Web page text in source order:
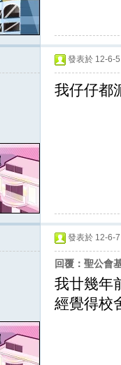
發表於 12-6-
我仔仔都
發表於 12-6-
回覆：聖公會
我廿幾年
經覺得校